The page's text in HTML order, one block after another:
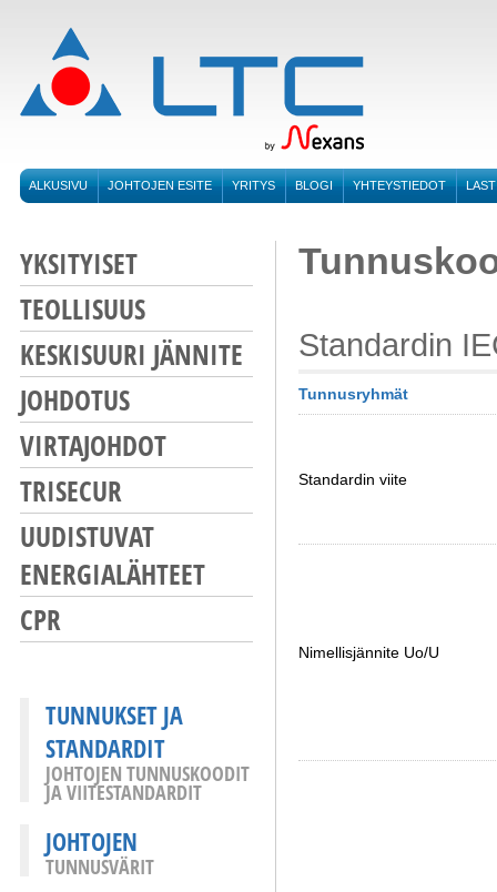
ALKUSIVU JOHTOJEN ESITE YRITYS BLOGI YHTEYSTIEDOT
YKSITYISET
TEOLLISUUS
KESKISUURI JÄNNITE
JOHDOTUS
VIRTAJOHDOT
TRISECUR
UUDISTUVAT
ENERGIALÄHTEET
CPR
TUNNUKSET JA
STANDARDIT
JOHTOJEN TUNNUSKOODIT
JA VIITESTANDARDIT
JOHTOJEN
TUNNUSVÄRIT
Standardin
Tunnusryhmät
Standardin viite
Nimellisjännite Uo/U